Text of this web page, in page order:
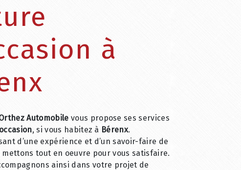
à
Automobile vous propose ses services
, si vous habitez à Bérenx.
d’une expérience et d’un savoir-faire de
mettons tout en oeuvre pour vous satisfaire.
ainsi dans votre projet de